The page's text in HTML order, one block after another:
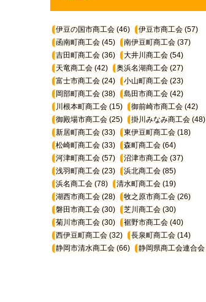
伊豆の国市商工会 (46) 伊豆市商工会 (57)
函南町商工会 (45) 南伊豆町商工会 (37)
吉田町商工会 (36) 大井川商工会 (54)
天竜商工会 (42) 奥浜名湖商工会 (27)
富士市商工会 (24) 小山町商工会 (23)
岡部町商工会 (38) 島田市商工会 (42)
川根本町商工会 (15) 御前崎市商工会 (42)
御殿場市商工会 (25) 掛川みなみ商工会 (48)
新居町商工会 (33) 東伊豆町商工会 (18)
松崎町商工会 (33) 森町商工会 (64)
河津町商工会 (57) 沼津市商工会 (37)
浅羽町商工会 (23) 浜北商工会 (85)
浜名商工会 (78) 清水町商工会 (19)
湖西市商工会 (28) 牧之原市商工会 (26)
磐田市商工会 (30) 芝川商工会 (30)
菊川市商工会 (30) 裾野市商工会 (40)
西伊豆町商工会 (32) 長泉町商工会 (14)
静岡市清水商工会 (66) 静岡県商工会連合会